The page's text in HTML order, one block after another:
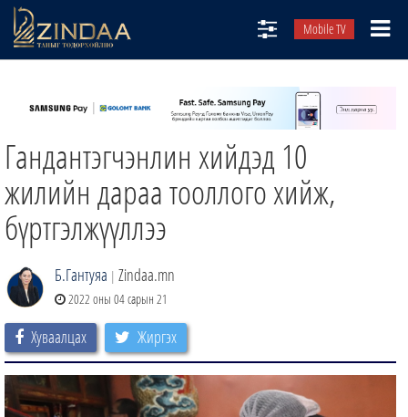
Mobile TV
ТВ8
ӨГЛӨӨНИЙ СОНИН
АУДИО ЗОХИОЛ
ЗИНДАА СЭТГҮҮЛ
Гандантэгчэнлин хийдэд 10
жилийн дараа тооллого хийж,
бүртгэлжүүллээ
Б.Гантуяа | Zindaa.mn
2022 оны 04 сарын 21
Хуваалцах Жиргэх